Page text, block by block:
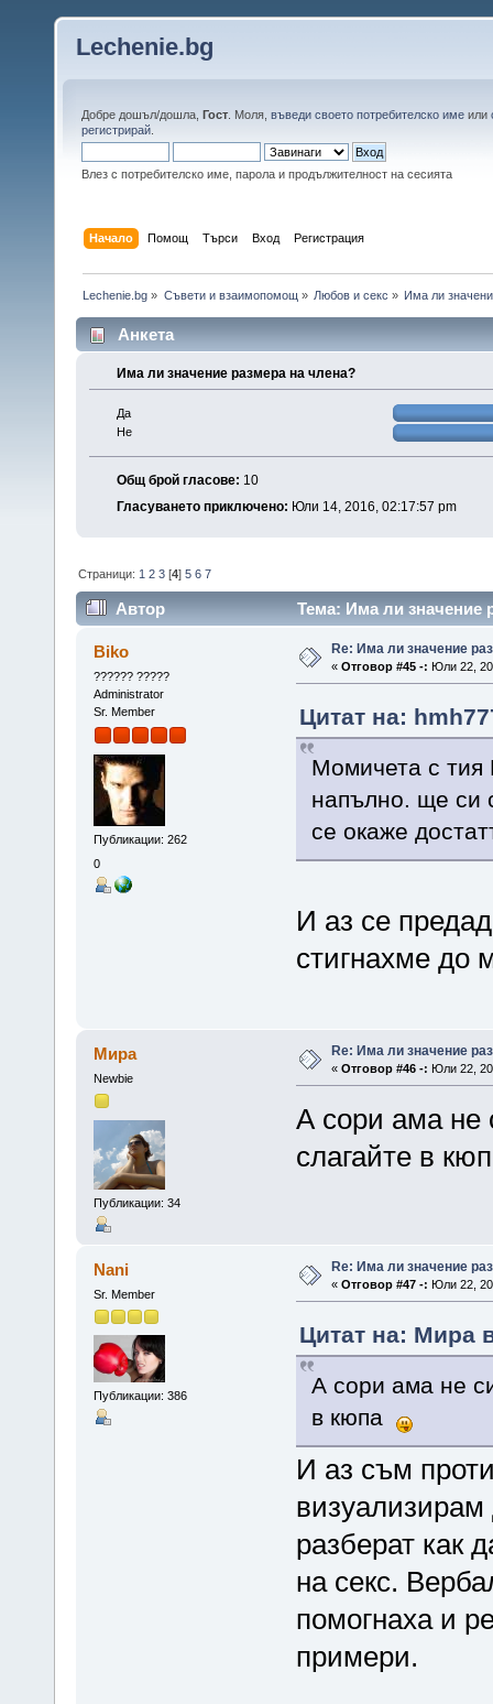
Lechenie.bg
Добре дошъл/дошла, Гост . Моля, въведи своето потребителско име или
регистрирай
Влез с потребителско име, парола и продължителност на сесията
Начало Помощ Търси Вход Регистрация
Lechenie.bg » Съвети и взаимопомощ » Любов и секс » Има ли
Анкета
Има ли значение размера на члена?
Да
Не
Общ брой гласове: 10
Гласуването приключено: Юли 14, 2016, 02:17:57 pm
Страници: 1 2 3 [4]5 6 7
Автор Тема: Има ли значение
Biko
?????? ?????
Administrator
Sr. Member
Публикации: 262
0
Re: Има ли значение
« Отговор #45 -: Юли 22,
Цитат на:
Момичета с тия
напълно. ще си
се окаже
И аз се
стигнахме до
Мира
Newbie
Публикации: 34
Re: Има ли значение
« Отговор #46 -: Юли 22,
А сори ама не
слагайте в
Nani
Sr. Member
Публикации: 386
Re: Има ли значение
« Отговор #47 -: Юли 22,
Цитат на: Мира
А сори ама не
в кюпа
И аз съм
разберат как
на секс.
помогнаха и
примери.